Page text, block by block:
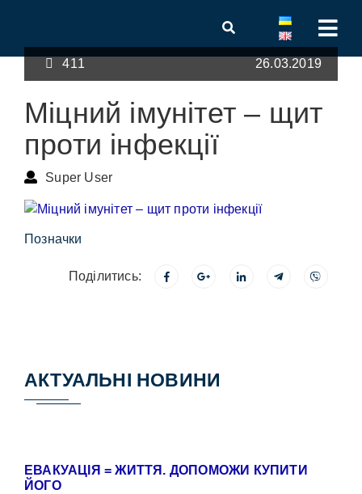
411 26.03.2019
Міцний імунітет – щит
проти інфекції
Super User
Позначки
Поділитись:
АКТУАЛЬНІ НОВИНИ
ЕВАКУАЦІЯ = ЖИТТЯ. ДОПОМОЖИ КУПИТИ
ЙОГО